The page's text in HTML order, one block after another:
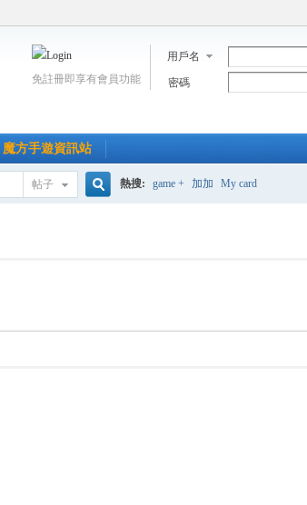
用戶名
密碼
免註冊即享有會員功能
魔方手遊資訊站
帖子 熱搜: game + 加加 My card